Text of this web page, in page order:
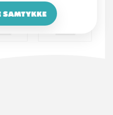
SAMTYKKE